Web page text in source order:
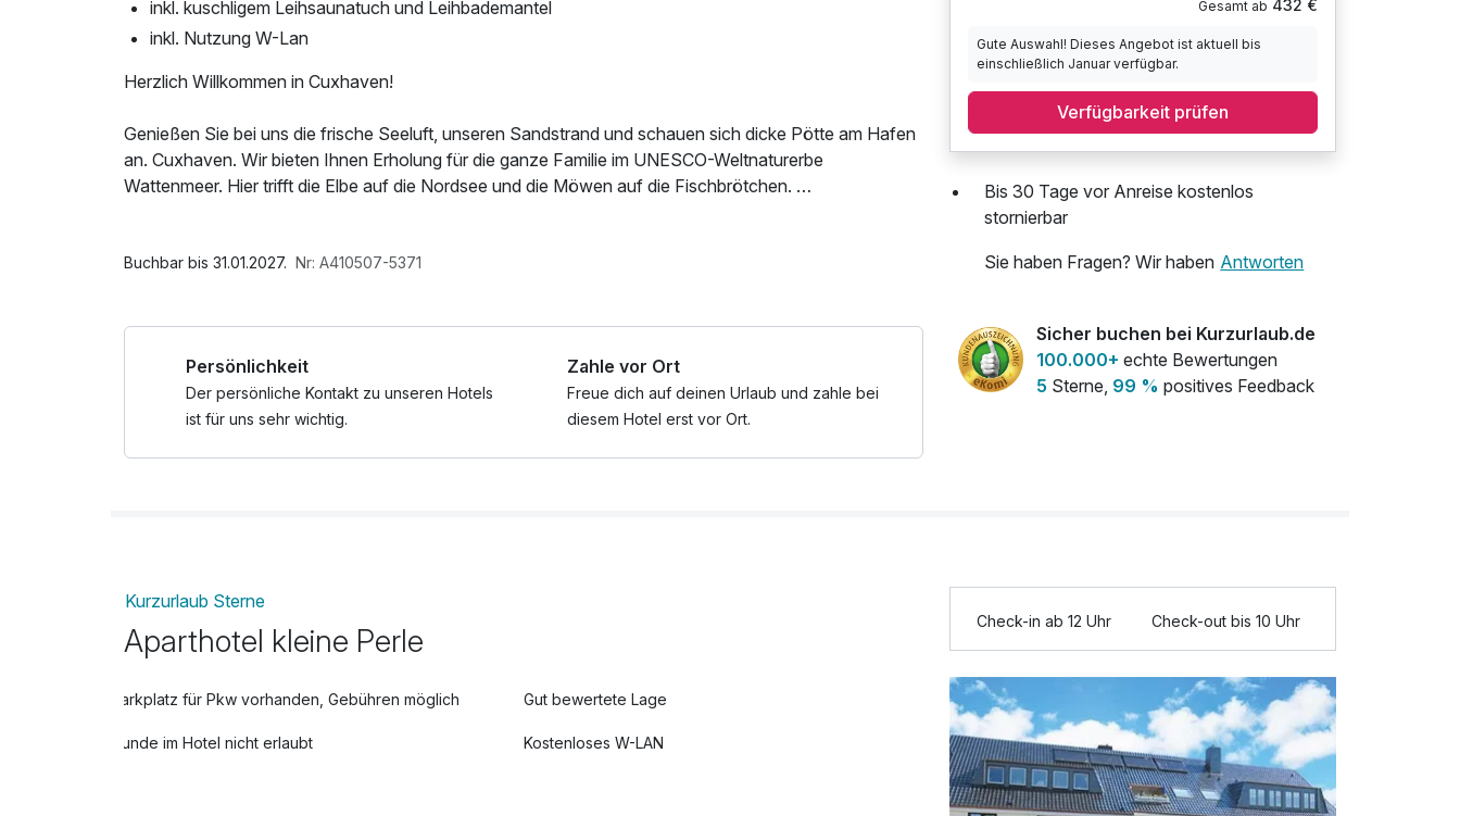
inkl. kuschligem Leihsaunatuch und Leihbademantel
inkl. Nutzung W-Lan
Herzlich Willkommen in Cuxhaven!
Genießen Sie bei uns die frische Seeluft, unseren Sandstrand und schauen sich dicke Pötte am Hafen
an. Cuxhaven. Wir bieten Ihnen Erholung für die ganze Familie im UNESCO-Weltnaturerbe
Wattenmeer. Hier trifft die Elbe auf die Nordsee und die Möwen auf die Fischbrötchen.
Wellness und Badespaß im „Thalassozentrum ahoi!“, Beachsport,, Flanieren am Fischereihafen oder
Austoben ein. Das Ökosystem Wattenmeer kann im Wattenmeer-Besucherzentrum entdeckt werden.
Unser Wrack- und Fischereimuseum „Windstärke 10“ und nimmt Sie mit auf eine stürmische Reise in
die Vergangenheit.
1 x Welcome Drink, Saunabenutzung, Saunatuch, W-LAN Nutzung / Internetnutzung
Buchbar bis 31.01.2027. Nr: A410507-5371
Persönlichkeit
Der persönliche Kontakt zu unseren Hotels
ist für uns sehr wichtig.
Zahle vor Ort
Freue dich auf deinen Urlaub und zahle bei
diesem Hotel erst vor Ort.
Gesamt ab 432 €
Gute Auswahl! Dieses Angebot ist aktuell bis
einschließlich Januar verfügbar.
Verfügbarkeit prüfen
Bis 30 Tage vor Anreise kostenlos
stornierbar
Sie haben Fragen? Wir haben Antworten
Sicher buchen bei Kurzurlaub.de
100.000+ echte Bewertungen
5 Sterne, 99 % positives Feedback
Kurzurlaub Sterne
Aparthotel kleine Perle
Parkplatz für Pkw vorhanden, Gebühren möglich Gut bewertete Lage
Hunde im Hotel nicht erlaubt Kostenloses W-LAN
Check-in ab 12 Uhr Check-out bis 10 Uhr